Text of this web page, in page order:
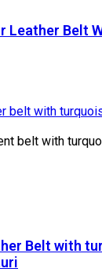
Leather Belt
Belt with